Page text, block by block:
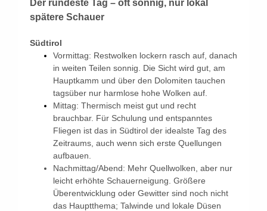
Der rundeste Tag – oft sonnig, nur lokal
spätere Schauer
Südtirol
Vormittag: Restwolken lockern rasch auf, danach
in weiten Teilen sonnig. Die Sicht wird gut, am
Hauptkamm und über den Dolomiten tauchen
tagsüber nur harmlose hohe Wolken auf.
Mittag: Thermisch meist gut und recht
brauchbar. Für Schulung und entspanntes
Fliegen ist das in Südtirol der idealste Tag des
Zeitraums, auch wenn sich erste Quellungen
aufbauen.
Nachmittag/Abend: Mehr Quellwolken, aber nur
leicht erhöhte Schauerneigung. Größere
Überentwicklung oder Gewitter sind noch nicht
das Hauptthema; Talwinde und lokale Düsen